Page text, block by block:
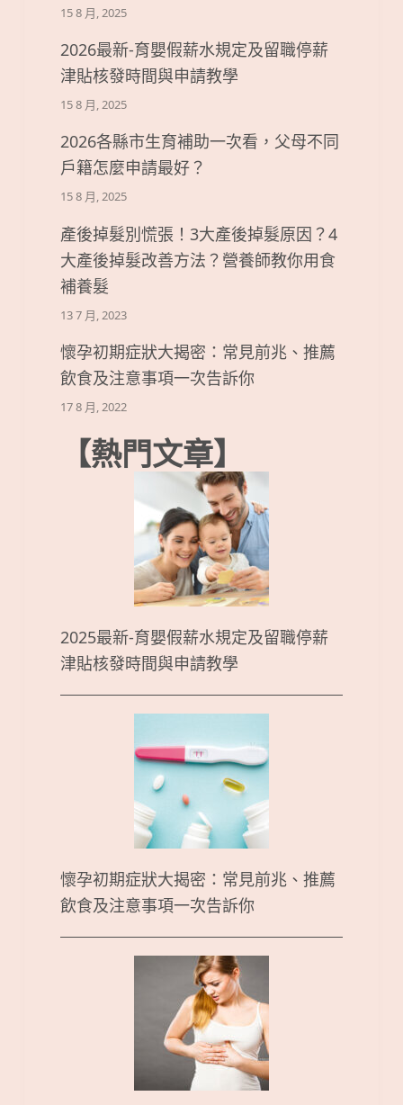
15 8 月, 2025
2026最新-育嬰假薪水規定及留職停薪
津貼核發時間與申請教學
15 8 月, 2025
2026各縣市生育補助一次看，父母不同
戶籍怎麼申請最好？
15 8 月, 2025
產後掉髮別慌張！3大產後掉髮原因？4
大產後掉髮改善方法？營養師教你用食
補養髮
13 7 月, 2023
懷孕初期症狀大揭密：常見前兆、推薦
飲食及注意事項一次告訴你
17 8 月, 2022
【熱門文章】
2025最新-育嬰假薪水規定及留職停薪
津貼核發時間與申請教學
懷孕初期症狀大揭密：常見前兆、推薦
飲食及注意事項一次告訴你